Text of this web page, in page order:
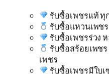
รับซื้อเพชรแท้
รับซื้อแหวนเพช
รับซื้อเพชรร่วง
รับซื้อสร้อยเพชร
เพชร
รับซื้อเพชรมีใบ